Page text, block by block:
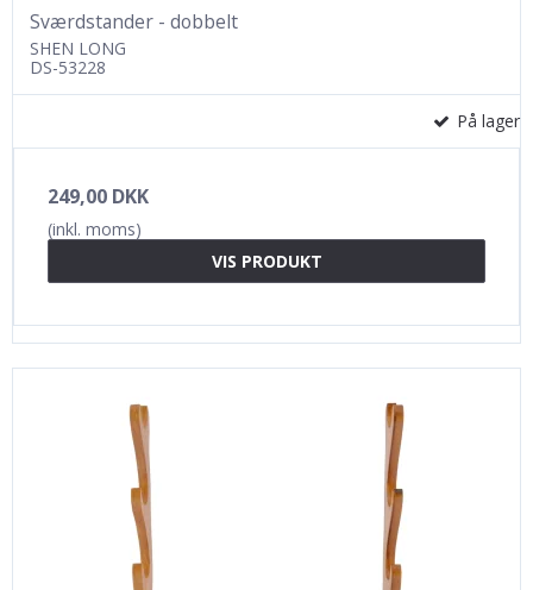
Sværdstander - dobbelt
SHEN LONG
DS-53228
På lager
249,00 DKK
(inkl. moms)
VIS PRODUKT